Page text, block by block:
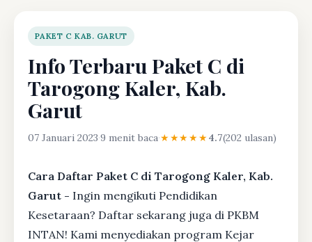
PAKET C KAB. GARUT
Info Terbaru Paket C di
Tarogong Kaler, Kab.
Garut
07 Januari 2023·9 menit baca·★★★★★4.7(202 ulasan)
Cara Daftar Paket C di Tarogong Kaler, Kab.
Garut - Ingin mengikuti Pendidikan
Kesetaraan? Daftar sekarang juga di PKBM
INTAN! Kami menyediakan program Kejar